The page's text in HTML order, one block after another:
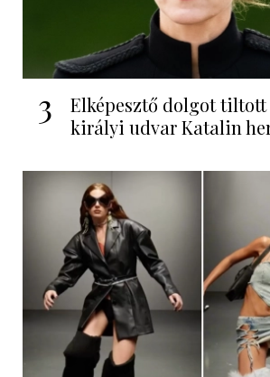
3
Elképesztő dolgot tiltott
királyi udvar Katalin